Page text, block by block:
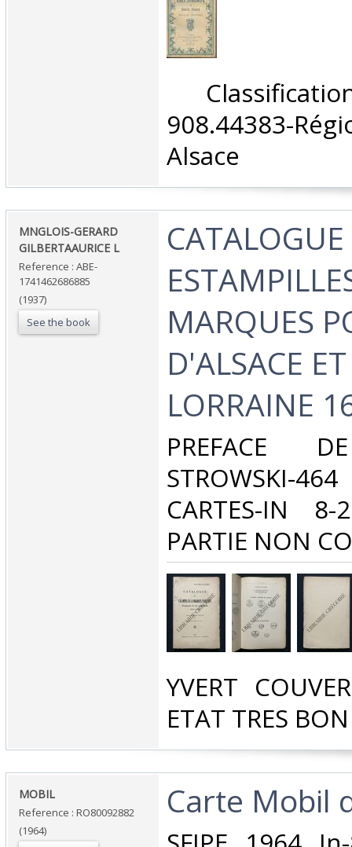
908.44383-
Alsace‎
‎MNGLOIS-GERARD
GILBERTAAURICE L ‎
Reference : ABE-
1741462686885
(1937)
See the book
‎CATALOGUE
MARQUES
D'ALSACE
LORRAINE
‎PREFACE
STROWSKI-
CARTES-IN 8-
PARTIE NON
‎YVERT
ETAT TRES BON‎
‎MOBIL‎
Reference : RO80092882
(1964)
‎Carte Mobil